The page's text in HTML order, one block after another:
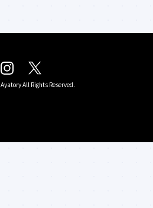
AyatoryAll Rights Reserved.